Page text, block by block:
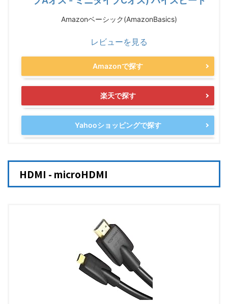
Amazonベーシック(AmazonBasics)
レビューを見る
Amazonで探す
楽天で探す
Yahooショッピングで探す
HDMI - microHDMI